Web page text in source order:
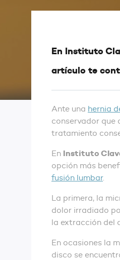
En Instituto
artículo te
Ante una hernia
conservador que
tratamiento
En Instituto
opción más
fusión lumbar.
La primera, la
dolor irradiado
la extracción del
En ocasiones la
disco se